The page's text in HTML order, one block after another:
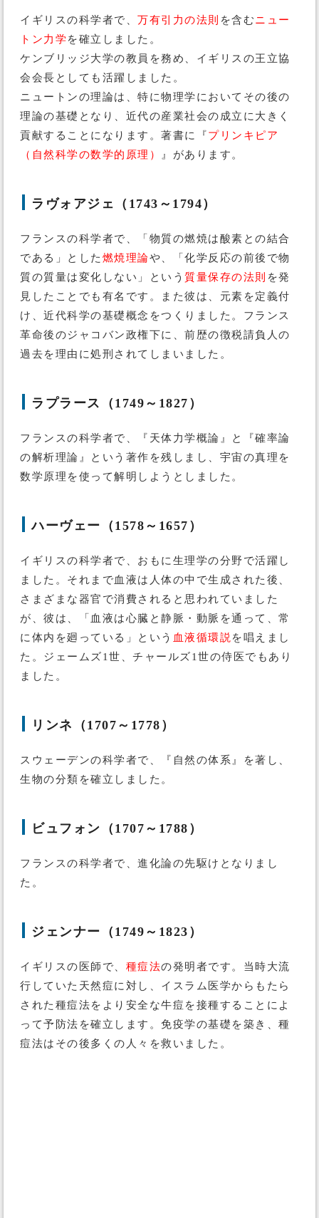
イギリスの科学者で、 万有引力の法則 を含むニュー
トン力学を確立しました。
ケンブリッジ大学の教員を務め、イギリスの王立協
会会長としても活躍しました。
ニュートンの理論は、特に物理学においてその後の
理論の基礎となり、近代の産業社会の成立に大きく
貢献することになります。著書に『プリンキピア
（自然科学の数学的原理）
』があります。
ラヴォアジェ（1743～1794）
フランスの科学者で、「物質の燃焼は酸素との結合
である」とした 燃焼理論や、「化学反応の前後で物
質の質量は変化しない」という 質量保存の法則 を発
見したことでも有名です。また彼は、元素を定義付
け、近代科学の基礎概念をつくりました。フランス
革命後のジャコバン政権下に、前歴の徴税請負人の
過去を理由に処刑されてしまいました。
ラプラース（1749～1827）
フランスの科学者で、『天体力学概論』と『確率論
の解析理論』という著作を残しまし、宇宙の真理を
数学原理を使って解明しようとしました。
ハーヴェー（1578～1657）
イギリスの科学者で、おもに生理学の分野で活躍し
ました。それまで血液は人体の中で生成された後、
さまざまな器官で消費されると思われていました
が、彼は、「血液は心臓と静脈・動脈を通って、常
に体内を廻っている」という 血液循環説 を唱えまし
た。ジェームズ1世、チャールズ1世の侍医でもあり
ました。
リンネ（1707～1778）
スウェーデンの科学者で、『自然の体系』を著し、
生物の分類を確立しました。
ビュフォン（1707～1788）
フランスの科学者で、進化論の先駆けとなりまし
た。
ジェンナー（1749～1823）
イギリスの医師で、 種痘法の発明者です。当時大流
行していた天然痘に対し、イスラム医学からもたら
された種痘法をより安全な牛痘を接種することによ
って予防法を確立します。免疫学の基礎を築き、種
痘法はその後多くの人々を救いました。